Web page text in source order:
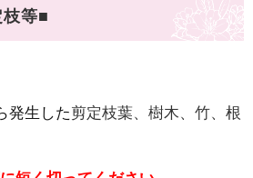
等■
発生した剪定枝葉、樹木、竹、根